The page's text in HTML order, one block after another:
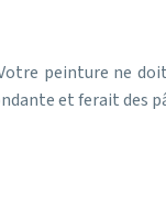
peinture ne
et ferait des